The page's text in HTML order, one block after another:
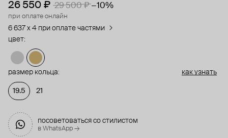
26 550 ₽ 29 500 ₽ −10%
при оплате онлайн
6 637 x 4 при оплате частями
цвет:
размер кольца: как узнать
19.5 21
посоветоваться со стилистом
в WhatsApp →